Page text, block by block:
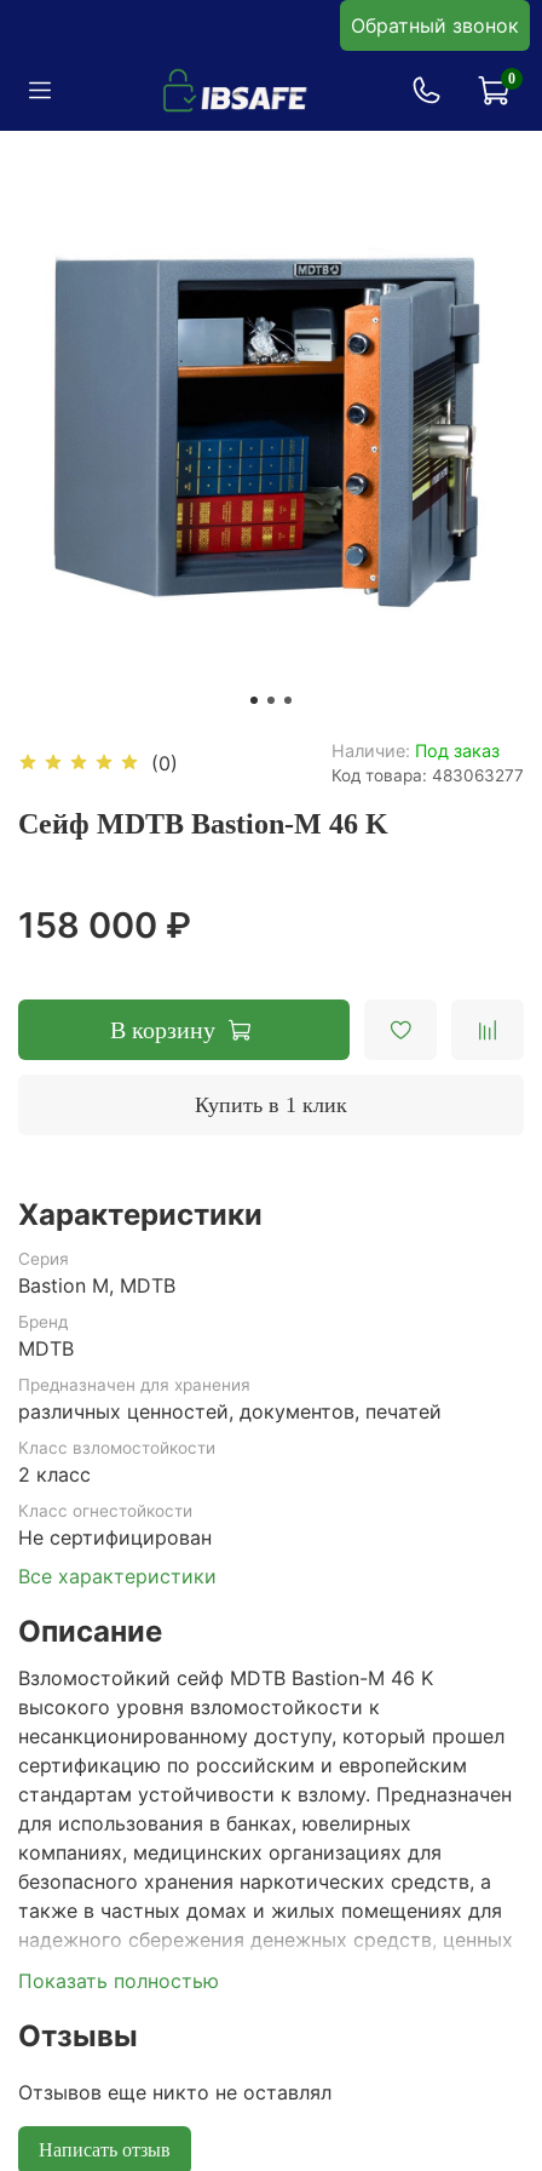
Обратный звонок
0
(0)
Наличие: Под заказ
Код товара: 483063277
Сейф MDTB Bastion-M 46 K
158 000 ₽
В корзину
Купить в 1 клик
Характеристики
Серия
Bastion M, MDTB
Бренд
MDTB
Предназначен для хранения
различных ценностей, документов, печатей
Класс взломостойкости
2 класс
Класс огнестойкости
Не сертифицирован
Все характеристики
Описание
Взломостойкий сейф MDTB Bastion-M 46 K
высокого уровня взломостойкости к
несанкционированному доступу, который прошел
сертификацию по российским и европейским
стандартам устойчивости к взлому. Предназначен
для использования в банках, ювелирных
компаниях, медицинских организациях для
безопасного хранения наркотических средств, а
также в частных домах и жилых помещениях для
надежного сбережения денежных средств, ценных
бумаг, документов, антиквариата, ценных
предметов искусства и эксклюзивных коллекций.
Серия сейфов Bastion
поставщиков сейфов и других инженерно-
технических средств безопасности (РАПС).
Показать полностью
Отзывы
Отзывов еще никто не оставлял
Написать отзыв